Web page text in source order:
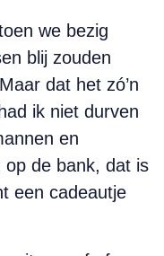
we bezig
blij zouden
dat het zó’n
ik niet durven
en
op de bank, dat is
een cadeautje